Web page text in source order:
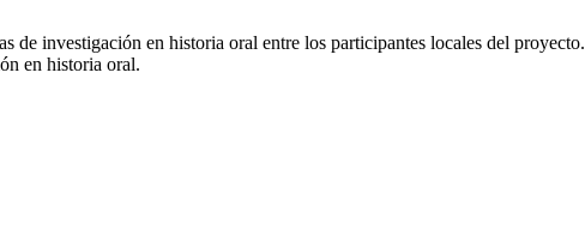
de investigación en historia oral entre los participantes locales del proyecto.
en historia oral.